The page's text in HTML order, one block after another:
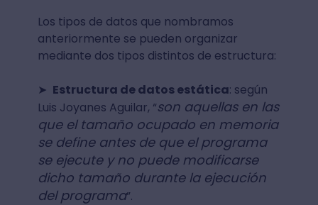
Los tipos de datos que nombramos
anteriormente se pueden organizar
mediante dos tipos distintos de estructura:
➤ Estructura de datos estática: según
Luis Joyanes Aguilar, “son aquellas en las
que el tamaño ocupado en memoria
se define antes de que el programa
se ejecute y no puede modificarse
dicho tamaño durante la ejecución
del programa”.